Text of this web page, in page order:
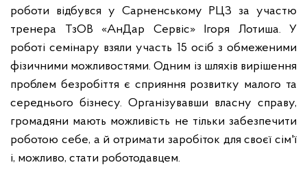
роботи відбувся у Сарненському РЦЗ за участю
тренера ТзОВ «АнДар Сервіс» Ігоря Лотиша. У
роботі семінару взяли участь 15 осіб з обмеженими
фізичними можливостями. Одним із шляхів вирішення
проблем безробіття є сприяння розвитку малого та
середнього бізнесу. Організувавши власну справу,
громадяни мають можливість не тільки забезпечити
роботою себе, а й отримати заробіток для своєї сім'ї
і, можливо, стати роботодавцем.